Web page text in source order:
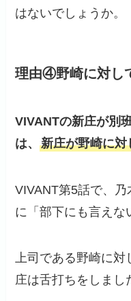
はないでしょうか。
理由④野崎に対し
VIVANTの新庄が別
は、新庄が野崎に
VIVANT第5話で、
に「部下にも言えな
上司である野崎に対
庄は舌打ちをしまし